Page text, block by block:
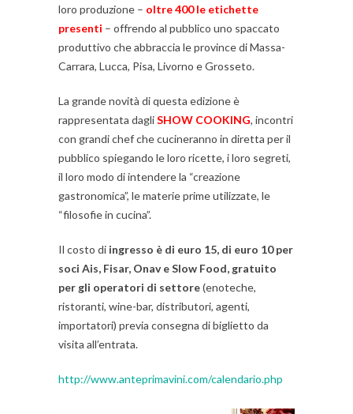
loro produzione – oltre400 le etichette
presenti – offrendo al pubblico uno spaccato
produttivo che abbraccia le province di Massa-
Carrara, Lucca, Pisa, Livorno e Grosseto.
La grande novità di questa edizione è
rappresentata dagliSHOW COOKING, incontri
con grandi chef che cucineranno in diretta per il
pubblico spiegando le loro ricette, i loro segreti,
il loro modo di intendere la “creazione
gastronomica”, le materie prime utilizzate, le
“filosofie in cucina”.
Il costo di ingresso è di euro 15, di euro 10 per
soci Ais, Fisar, Onav eSlow Food, gratuito
per gli operatori di settore(enoteche,
ristoranti, wine-bar, distributori, agenti,
importatori) previa consegna di biglietto da
visita all’entrata.
http://www.anteprimavini.com/calendario.php